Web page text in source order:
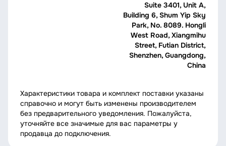
Suite 3401, Unit A,
Building 6, Shum Yip Sky
Park, No. 8089. Hongli
West Road, Xiangmihu
Street, Futian District,
Shenzhen, Guangdong,
China
Характеристики товара и комплект поставки указаны
справочно и могут быть изменены производителем
без предварительного уведомления. Пожалуйста,
уточняйте все значимые для вас параметры у
продавца до подключения.